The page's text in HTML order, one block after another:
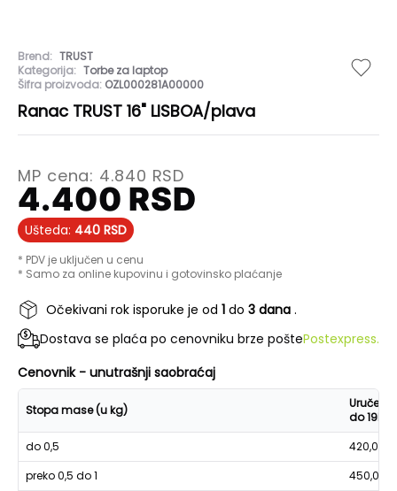
Brend: TRUST
Kategorija: Torbe za laptop
Šifra proizvoda: OZL000281A00000
Ranac TRUST 16" LISBOA/plava
MP cena: 4.840 RSD
4.400 RSD
Ušteda: 440 RSD
* PDV je uključen u cenu
* Samo za online kupovinu i gotovinsko plaćanje
Očekivani rok isporuke je od 1 do 3 dana .
Dostava se plaća po cenovniku brze poštePostexpress.
Cenovnik - unutrašnji saobraćaj
Stopa mase (u kg)
Uručenje
do 19h
do 0,5
420,00
preko 0,5 do 1
450,00